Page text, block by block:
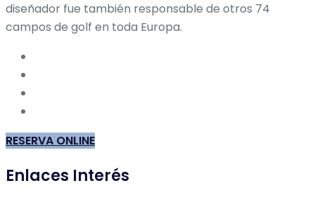
diseñador fue también responsable de otros 74
campos de golf en toda Europa.
RESERVA ONLINE
Enlaces Interés